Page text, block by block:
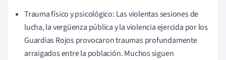
Trauma físico y psicológico: Las violentas sesiones de
lucha, la vergüenza pública y la violencia ejercida por los
Guardias Rojos provocaron traumas profundamente
arraigados entre la población. Muchos siguen